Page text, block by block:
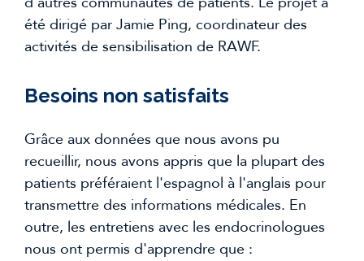
été dirigé par Jamie Ping, coordinateur des
activités de sensibilisation de RAWF.
Besoins non satisfaits
Grâce aux données que nous avons pu
recueillir, nous avons appris que la plupart des
patients préféraient l'espagnol à l'anglais pour
transmettre des informations médicales. En
outre, les entretiens avec les endocrinologues
nous ont permis d'apprendre que :